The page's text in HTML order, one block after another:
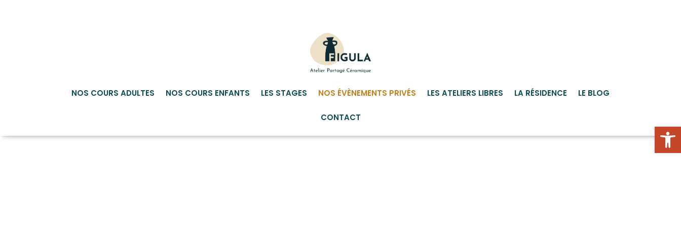
NOS COURS ADULTES NOS COURS ENFANTS LES STAGES NOS ÉVÈNEMENTS PRIVÉS LES ATELIERS LIBRES LA RÉSIDENCE LE BLOG
CONTACT